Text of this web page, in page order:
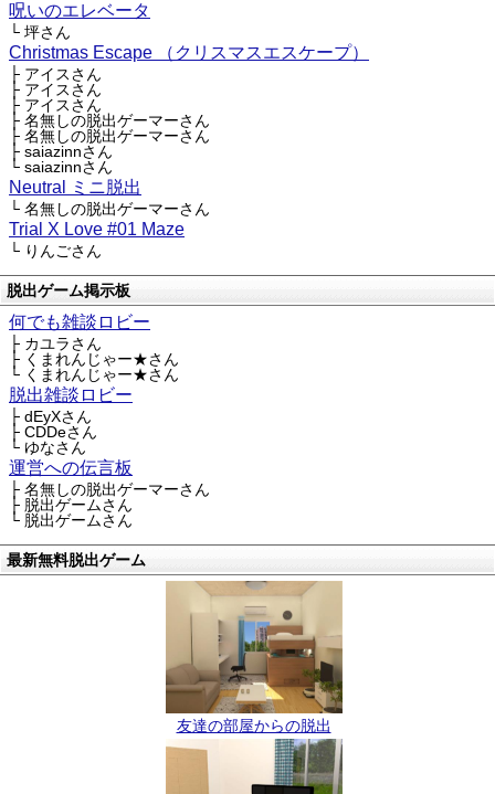
呪いのエレベータ
└ 坪さん
Christmas Escape （クリスマスエスケープ）
├ アイスさん
├ アイスさん
├ アイスさん
├ 名無しの脱出ゲーマーさん
├ 名無しの脱出ゲーマーさん
├ saiazinnさん
└ saiazinnさん
Neutral ミニ脱出
└ 名無しの脱出ゲーマーさん
Trial X Love #01 Maze
└ りんごさん
脱出ゲーム掲示板
何でも雑談ロビー
├ カユラさん
├ くまれんじゃー★さん
└ くまれんじゃー★さん
脱出雑談ロビー
├ dEyXさん
├ CDDeさん
└ ゆなさん
運営への伝言板
├ 名無しの脱出ゲーマーさん
├ 脱出ゲームさん
└ 脱出ゲームさん
最新無料脱出ゲーム
友達の部屋からの脱出